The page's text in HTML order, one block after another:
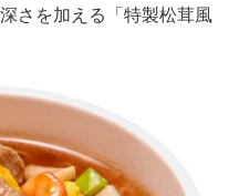
さを加える「特製松茸風